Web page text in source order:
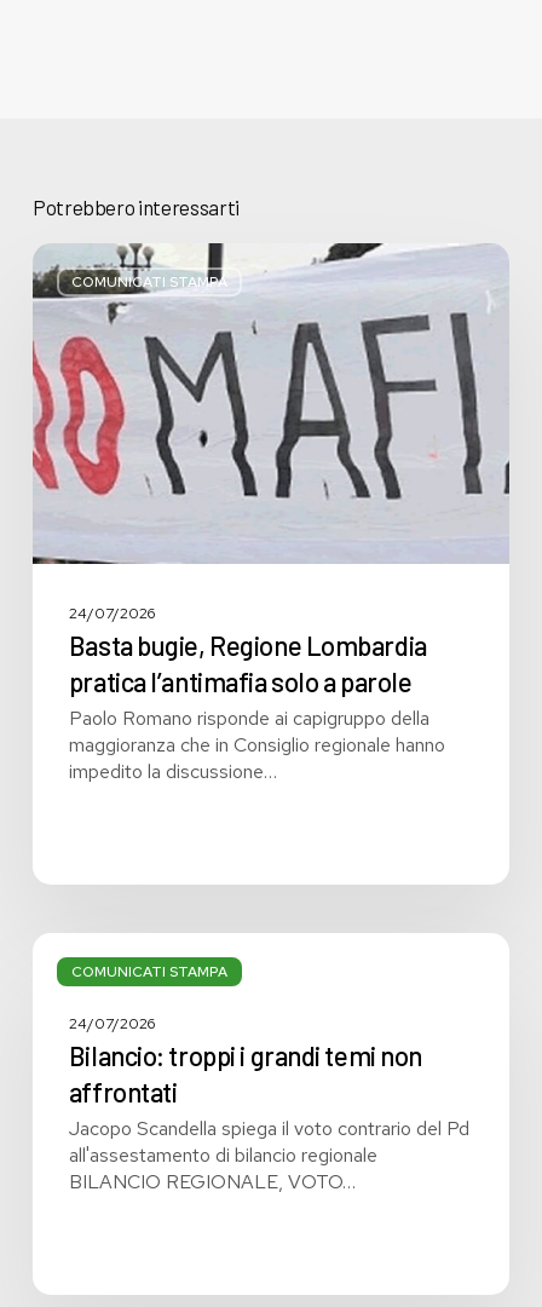
Potrebbero interessarti
COMUNICATI STAMPA
Basta
bugie,
Regione
Lombardia
pratica
l’antimafia
solo
a
parole
24/07/2026
Basta bugie, Regione Lombardia
pratica l’antimafia solo a parole
Paolo Romano risponde ai capigruppo della
maggioranza che in Consiglio regionale hanno
impedito la discussione…
COMUNICATI STAMPA
Bilancio:
troppi
grandi
affrontati
24/07/2026
Bilancio: troppi i grandi temi non
affrontati
Jacopo Scandella spiega il voto contrario del Pd
all'assestamento di bilancio regionale
BILANCIO REGIONALE, VOTO…